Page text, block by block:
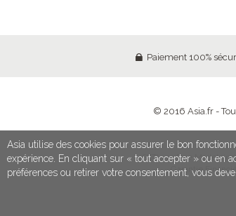
Paiement 100%
© 2016 Asia.fr -
SETI - 13 Rue
Garantie
Asia utilise des cookies pour assurer le bon
expérience. En cliquant sur « tout accepter » ou en
préférences ou retirer votre consentement, vous